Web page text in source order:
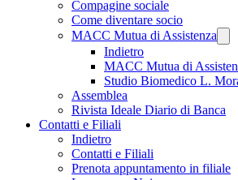
Compagine sociale
Come diventare socio
MACC Mutua di Assistenza
Indietro
MACC Mutua di
Studio Biomedico L.
Assemblea
Rivista Ideale Diario di Banca
Contatti e Filiali
Indietro
Contatti e Filiali
Prenota appuntamento in filiale